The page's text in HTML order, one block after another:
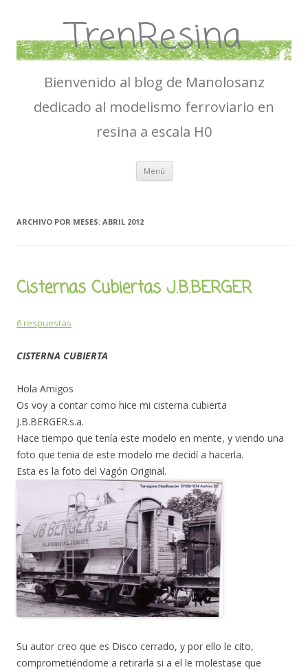
TrenResina
Bienvenido al blog de Manolosanz
dedicado al modelismo ferroviario en
resina a escala H0
Menú Ir
contenido
ARCHIVO POR MESES: ABRIL 2012
Cisternas Cubiertas J.B.BERGER
6 respuestas
CISTERNA CUBIERTA
Hola Amigos
Os voy a contar como hice mi cisterna cubierta
J.B.BERGER.s.a.
Hace tiempo que tenía este modelo en mente, y viendo una
foto que tenia de este modelo me decidí a hacerla.
Esta es la foto del Vagón Original.
Su autor creo que es Disco cerrado, y por ello le cito,
comprometiéndome a retirarla si a el le molestase que